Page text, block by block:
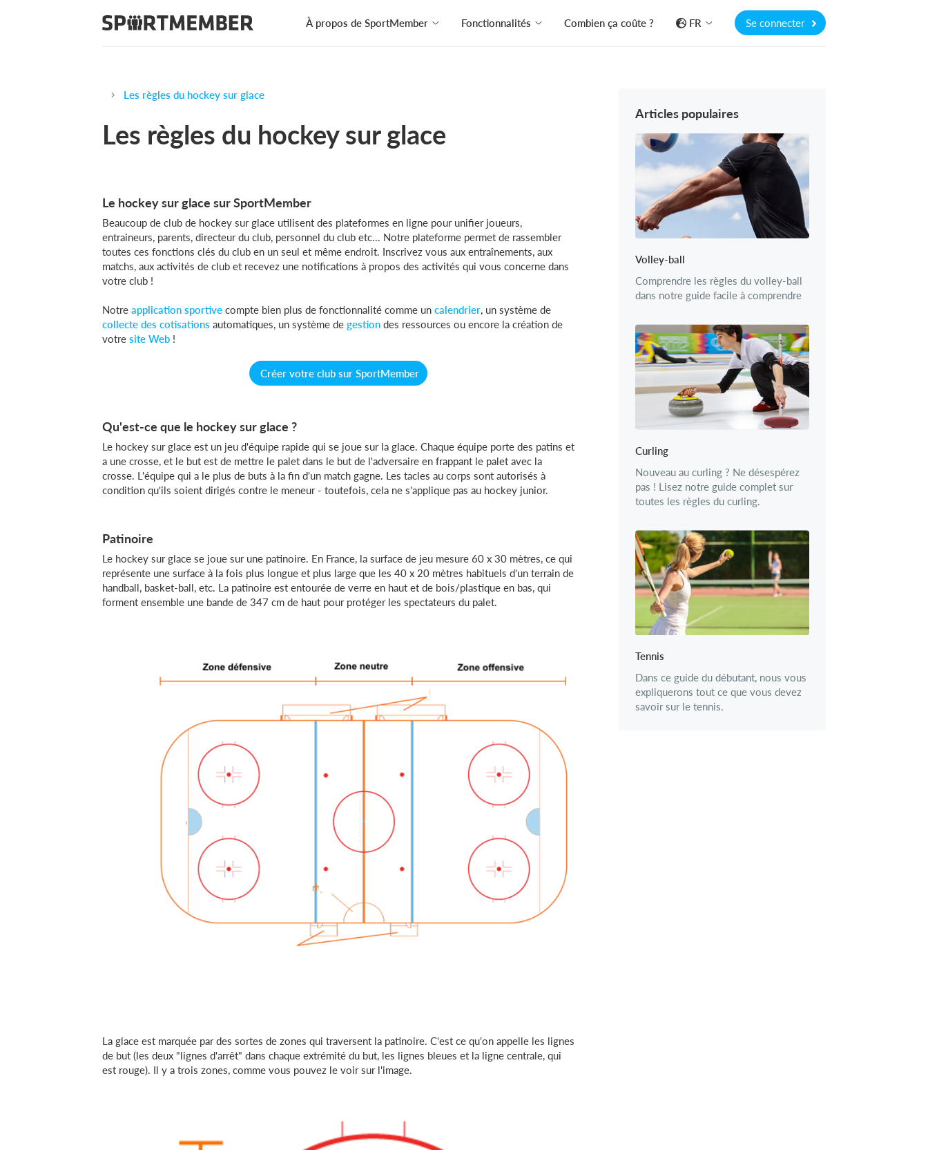
À propos de SportMember Fonctionnalités Combien ça coûte ? FR Se connecter
Les règles du hockey sur glace
Les règles du hockey sur glace
Le hockey sur glace sur SportMember
Beaucoup de club de hockey sur glace utilisent des plateformes en ligne pour unifier joueurs,
entraineurs, parents, directeur du club, personnel du club etc... Notre plateforme permet de rassembler
toutes ces fonctions clés du club en un seul et même endroit. Inscrivez vous aux entraînements, aux
matchs, aux activités de club et recevez une notifications à propos des activités qui vous concerne dans
votre club !
Notre application sportive compte bien plus de fonctionnalité comme un calendrier, un système de
collecte des cotisations automatiques, un système de gestion des ressources ou encore la création de
votre site Web !
Créer votre club sur SportMember
Qu'est-ce que le hockey sur glace ?
Le hockey sur glace est un jeu d'équipe rapide qui se joue sur la glace. Chaque équipe porte des patins et
a une crosse, et le but est de mettre le palet dans le but de l'adversaire en frappant le palet avec la
crosse. L'équipe qui a le plus de buts à la fin d'un match gagne. Les tacles au corps sont autorisés à
condition qu'ils soient dirigés contre le meneur - toutefois, cela ne s'applique pas au hockey junior.
Patinoire
Le hockey sur glace se joue sur une patinoire. En France, la surface de jeu mesure 60 x 30 mètres, ce qui
représente une surface à la fois plus longue et plus large que les 40 x 20 mètres habituels d'un terrain de
handball, basket-ball, etc. La patinoire est entourée de verre en haut et de bois/plastique en bas, qui
forment ensemble une bande de 347 cm de haut pour protéger les spectateurs du palet.
La glace est marquée par des sortes de zones qui traversent la patinoire. C'est ce qu'on appelle les lignes
de but (les deux "lignes d'arrêt" dans chaque extrémité du but, les lignes bleues et la ligne centrale, qui
est rouge). Il y a trois zones, comme vous pouvez le voir sur l'image.
Articles populaires
Volley-ball
Comprendre les règles du volley-ball
dans notre guide facile à comprendre
Curling
Nouveau au curling ? Ne désespérez
pas ! Lisez notre guide complet sur
toutes les règles du curling.
Tennis
Dans ce guide du débutant, nous vous
expliquerons tout ce que vous devez
savoir sur le tennis.